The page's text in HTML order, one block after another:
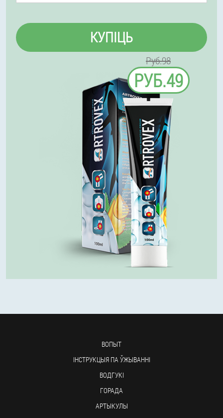
КУПІЦЬ
Руб.98
РУБ.49
ВОПЫТ
ІНСТРУКЦЫЯ ПА ЎЖЫВАННІ
ВОДГУКІ
ГОРАДА
АРТЫКУЛЫ